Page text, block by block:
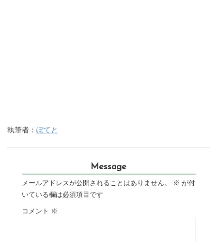
執筆者： ぽてと
Message
メールアドレスが公開されることはありません。 ※ が付
いている欄は必須項目です
コメント ※